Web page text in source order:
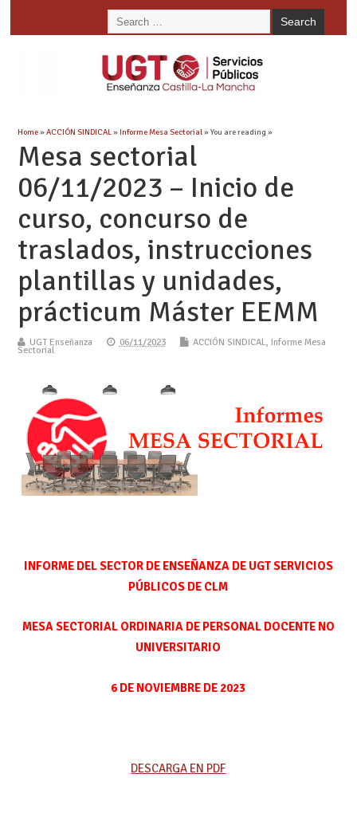
Home»ACCIÓN SINDICAL»Informe Mesa Sectorial» You are reading »
Mesa sectorial
06/11/2023 – Inicio de
curso, concurso de
traslados, instrucciones
plantillas y unidades,
prácticum Máster EEMM
UGT Enseñanza 06/11/2023 ACCIÓN SINDICAL, Informe Mesa
Sectorial
INFORME DEL SECTOR DE ENSEÑANZA DE UGT SERVICIOS
PÚBLICOS DE CLM
MESA SECTORIAL ORDINARIA DE PERSONAL DOCENTE NO
UNIVERSITARIO
6 DE NOVIEMBRE DE 2023
DESCARGA EN PDF